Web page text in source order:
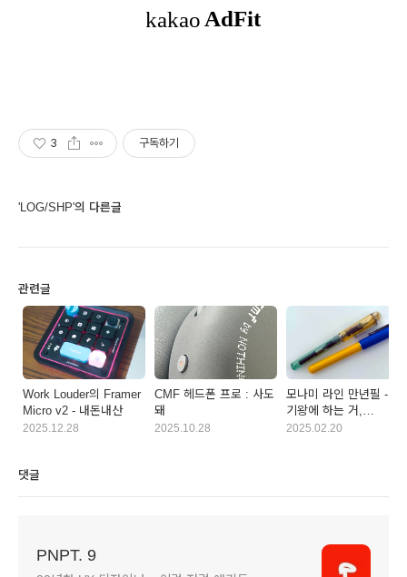
3 구독하기
'LOG/SHP'의 다른글
관련글
Work Louder의 Framer
Micro v2 - 내돈내산
2025.12.28
CMF 헤드폰 프로 : 사도
돼
2025.10.28
모나미 라인 만년필 -
기왕에 하는 거,
노력하렴
2025.02.20
댓글
PNPT. 9